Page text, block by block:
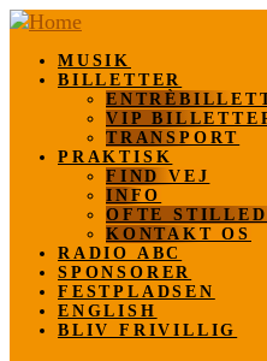
MUSIK
BILLETTER
VIP
TRANSPORT
PRAKTISK
FIND VEJ
INFO
OFTE
KONTAKT OS
RADIO ABC
SPONSORER
FESTPLADSEN
ENGLISH
BLIV FRIVILLIG